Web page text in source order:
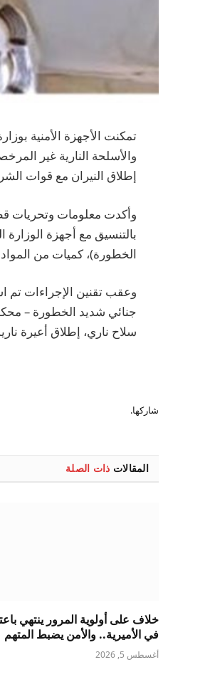
تمكنت الأجهزة الأمنية
والأسلحة النارية غير
إطلاق النيران مع قوات
وأكدت معلومات وتحريات
بالتنسيق مع أجهزة
الخطورة)، كميات من المواد
وعقب تقنين الإجراءات تم
جنائي شديد الخطورة –
سلاح ناري، إطلاق أعيرة
شاركها.
المقالات ذات الصلة
خلاف على أولوية المرور ينتهي
في الأميرية.. والأمن يضبط المتهم
أغسطس 5, 2026